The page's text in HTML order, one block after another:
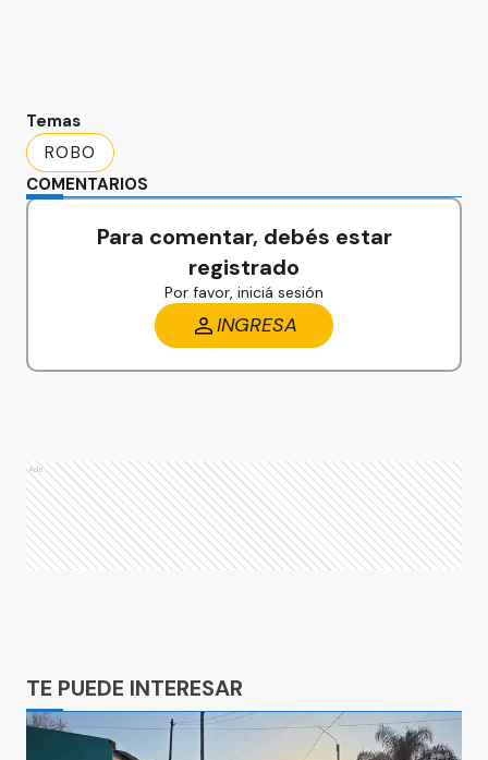
Temas
ROBO
COMENTARIOS
Para comentar, debés estar
registrado
Por favor, iniciá sesión
INGRESA
Ads
TE PUEDE INTERESAR